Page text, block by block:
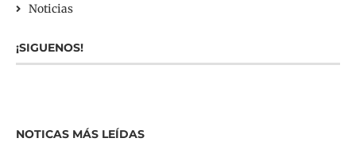
Noticias
¡SIGUENOS!
NOTICAS MÁS LEÍDAS